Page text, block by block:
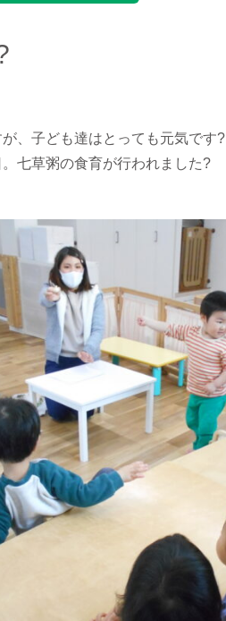
、子ども達はとっても元気です?
七草粥の食育が行われました?